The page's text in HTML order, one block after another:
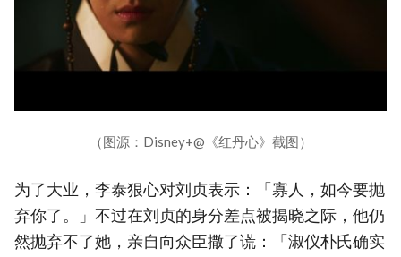
（图源：Disney+@《红丹心》截图）
为了大业，李泰狠心对刘贞表示：「寡人，如今要抛
弃你了。」不过在刘贞的身分差点被揭晓之际，他仍
然抛弃不了她，亲自向众臣撒了谎：「淑仪朴氏确实